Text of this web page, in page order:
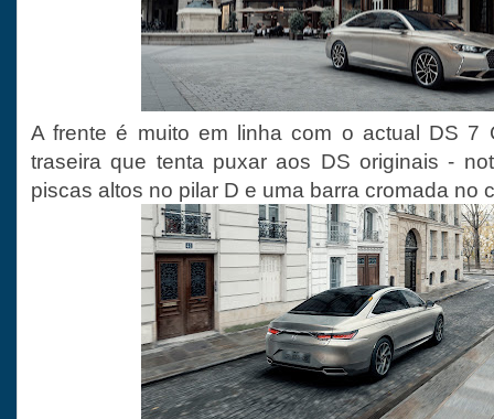
A frente é muito em linha com o actual DS 7
traseira que tenta puxar aos DS originais -
piscas altos no pilar D e uma barra cromada no